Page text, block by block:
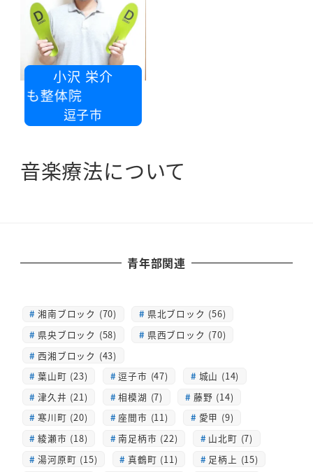
小沢 栄介
がも整体院
逗子市
音楽療法について
青年部関連
湘南ブロック (70)
県北ブロック (56)
県央ブロック (58)
県西ブロック (70)
西湘ブロック (43)
葉山町 (23)
逗子市 (47)
城山 (14)
津久井 (21)
相模湖 (7)
藤野 (14)
寒川町 (20)
座間市 (11)
愛甲 (9)
綾瀬市 (18)
南足柄市 (22)
山北町 (7)
湯河原町 (15)
真鶴町 (11)
足柄上 (15)